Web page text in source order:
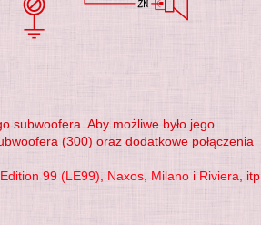
subwoofera. Aby możliwe było jego
(300) oraz dodatkowe połączenia
99 (LE99) Naxos Milano i Riviera , itp.